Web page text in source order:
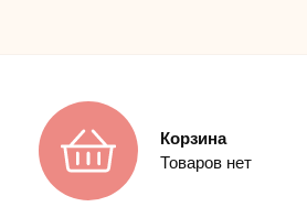
Корзина
Товаров нет